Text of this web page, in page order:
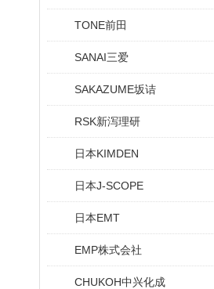
TONE前田
SANAI三爱
SAKAZUME坂诘
RSK新泻理研
日本KIMDEN
日本J-SCOPE
日本EMT
EMP株式会社
CHUKOH中兴化成